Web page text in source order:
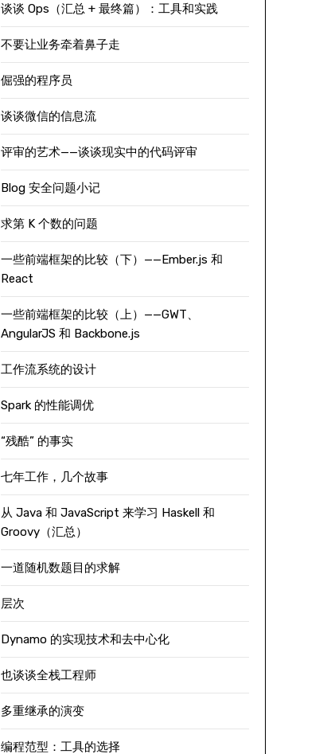
谈谈 Ops（汇总 + 最终篇）：工具和实践
不要让业务牵着鼻子走
倔强的程序员
谈谈微信的信息流
评审的艺术——谈谈现实中的代码评审
Blog 安全问题小记
求第 K 个数的问题
一些前端框架的比较（下）——Ember.js 和
React
一些前端框架的比较（上）——GWT、
AngularJS 和 Backbone.js
工作流系统的设计
Spark 的性能调优
“残酷” 的事实
七年工作，几个故事
从 Java 和 JavaScript 来学习 Haskell 和
Groovy（汇总）
一道随机数题目的求解
层次
Dynamo 的实现技术和去中心化
也谈谈全栈工程师
多重继承的演变
编程范型：工具的选择